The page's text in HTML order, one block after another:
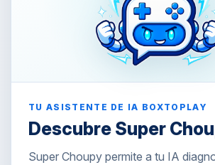
TU ASISTENTE DE IA BOXTOPLAY
Descubre Super
Super Choupy permite a tu IA